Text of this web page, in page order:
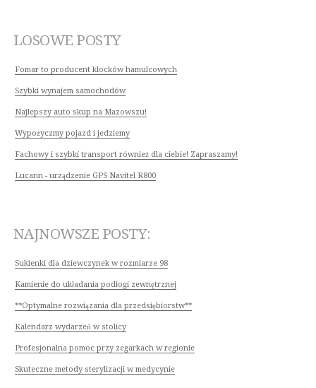
LOSOWE POSTY
Fomar to producent klocków hamulcowych
Szybki wynajem samochodów
Najlepszy auto skup na Mazowszu!
Wypożyczmy pojazd i jedziemy
Fachowy i szybki transport również dla ciebie! Zapraszamy!
Lucann - urządzenie GPS Navitel R800
NAJNOWSZE POSTY:
Sukienki dla dziewczynek w rozmiarze 98
Kamienie do układania podłogi zewnętrznej
**Optymalne rozwiązania dla przedsiębiorstw**
Kalendarz wydarzeń w stolicy
Profesjonalna pomoc przy zegarkach w regionie
Skuteczne metody sterylizacji w medycynie